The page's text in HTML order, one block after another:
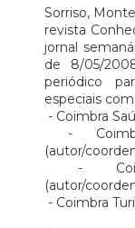
Sorriso,
revista
jornal
de 8/05/
periódico
especiais
- Coimbra
-
(autor/
-
(autor/
- Coimbra